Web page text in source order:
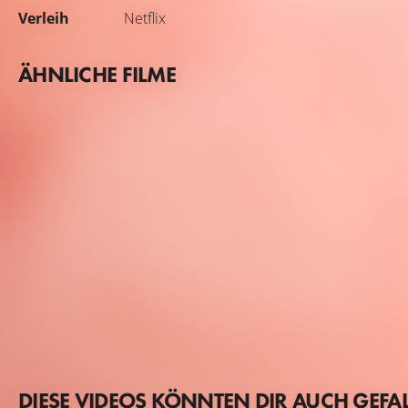
Verleih Netflix
ÄHNLICHE FILME
DIESE VIDEOS KÖNNTEN DIR AUCH